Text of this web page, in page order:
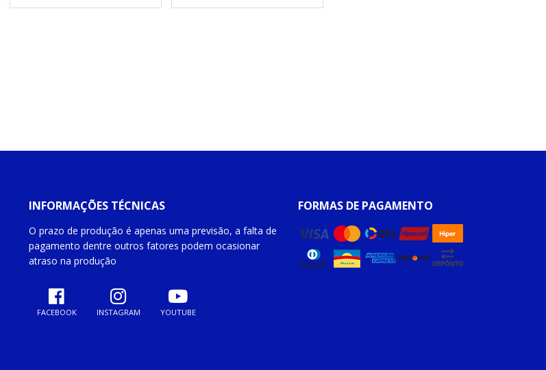
INFORMAÇÕES TÉCNICAS
O prazo de produção é apenas uma previsão, a falta de
pagamento dentre outros fatores podem ocasionar
atraso na produção
FACEBOOK INSTAGRAM YOUTUBE
FORMAS DE PAGAMENTO